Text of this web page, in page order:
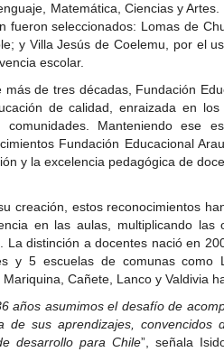
Matemática, Ciencias y
fueron seleccionados: Lomas de
y Villa Jesús de Coelemu, por el
escolar.
más de tres décadas, Fundación
de calidad, enraizada en
comunidades. Manteniendo ese
Fundación Educacional
y la excelencia pedagógica de
creación, estos reconocimientos
en las aulas, multiplicando
La distinción a docentes nació en
y 5 escuelas de comunas como
Mariquina, Cañete, Lanco y Valdivia
años asumimos el desafío de
de sus aprendizajes,
desarrollo para Chile”, señala